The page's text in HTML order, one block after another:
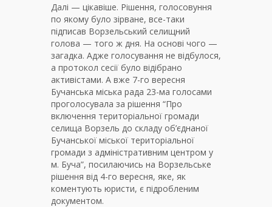
Далі — цікавіше. Рішення, голосовуння
по якому було зірване, все-таки
підписав Ворзельський селищний
голова — того ж дня. На основі чого —
загадка. Адже голосування не відбулося,
а протокол сесії було відібрано
активістами. А вже 7-го вересня
Бучанська міська рада 23-ма голосами
проголосувала за рішення “Про
включення територіальної громади
селища Ворзель до складу об’єднаної
Бучанської міської територіальної
громади з адміністративним центром у
м. Буча”, посилаючись на Ворзельське
рішення від 4-го вересня, яке, як
коментують юристи, є підробленим
документом.